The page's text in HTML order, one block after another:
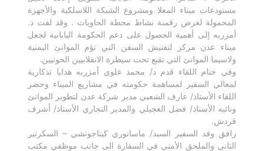
مستودعات ميناء المعلا ومشروع الشبكة اللاسلكية والأجهزة
المحمولة لغرض رقمنة نشاط محطة الحاويات . وقد لفت د.
أمزربه إلى أهمية الحصول على دعم الحكومة اليابانية لجعل
ميناء عدن مركز لتفتيش السفن التي تؤم الموانئ اليمنية
ولاسيما الموانئ التي تقبع تحت سيطرة الانقلابيين الحوثيين.
وفي ختام اللقاء قدم د/ محمد علوي أمزربه هدايا تذكارية
لمعالي السفير لمساهمة حكومته في مشاريع الميناء وحضر
اللقاء الأستاذ/ عارف الشعبي مدير شركة عدن لتطوير الموانئ
ونائبه الأستاذ/ فضل العجيلي والمدير التجاري الأستاذ/ أشرف
قردش.
رافق وفد السفير السيد/ ماسانوري كيتاجوتشي – السكرتير
الثاني والملحق الأمني في السفارة الى جانب موظفي مكتب